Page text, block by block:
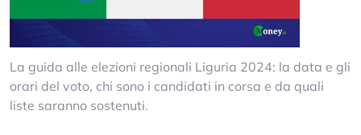
La guida alle elezioni regionali Liguria 2024: la data e gli
orari del voto, chi sono i candidati in corsa e da quali
liste saranno sostenuti.